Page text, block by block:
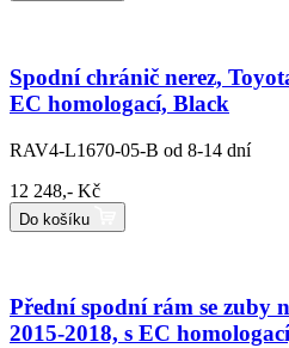
Spodní chránič nerez,
EC homologací, Black
RAV4-L1670-05-B od 8-14 dní
12 248,- Kč
Do košíku
Přední spodní rám se zuby
2015-2018, s EC